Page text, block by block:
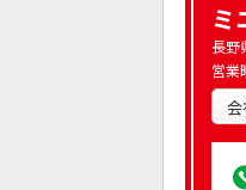
ミ
長野
営業